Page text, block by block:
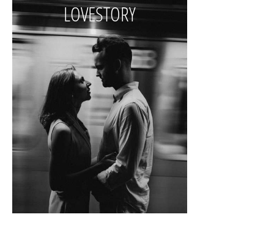
LOVESTORY